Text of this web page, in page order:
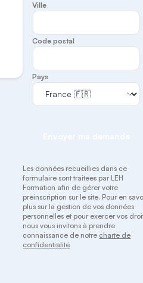
Ville
Code postal
Pays
Les données recueillies dans ce
formulaire sont traitées par LEH
Formation afin de gérer votre
préinscription sur le site. Pour en
plus sur la gestion de vos données
personnelles et pour exercer vos
nous vous invitons à prendre
connaissance de notre charte de
confidentialité